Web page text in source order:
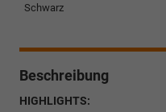
Schwarz
Beschreibung
HIGHLIGHTS: